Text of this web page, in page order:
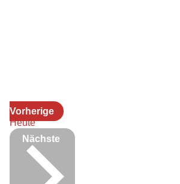
VorherigeVeranstaltungen
Heute
Nächste
Veranstaltungen